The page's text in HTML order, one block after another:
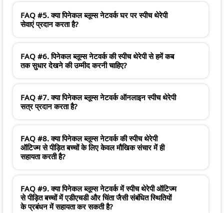
FAQ #5. क्या पिनेकल ब्लूम्स नेटवर्क घर पर स्पीच थेरेपी
सेवाएं प्रदान करता है?
FAQ #6. पिनेकल ब्लूम्स नेटवर्क की स्पीच थेरेपी से हमें कब
तक सुधार देखने की उम्मीद करनी चाहिए?
FAQ #7. क्या पिनेकल ब्लूम्स नेटवर्क ऑनलाइन स्पीच थेरेपी
सत्र प्रदान करता है?
FAQ #8. क्या पिनेकल ब्लूम्स नेटवर्क की स्पीच थेरेपी
ऑटिज्म से पीड़ित बच्चों के लिए केवल मौखिक संचार में ही
सहायता करती है?
FAQ #9. क्या पिनेकल ब्लूम्स नेटवर्क में स्पीच थेरेपी ऑटिज्म
से पीड़ित बच्चों में एडीएचडी और चिंता जैसी संबंधित स्थितियों
के प्रबंधन में सहायता कर सकती है?